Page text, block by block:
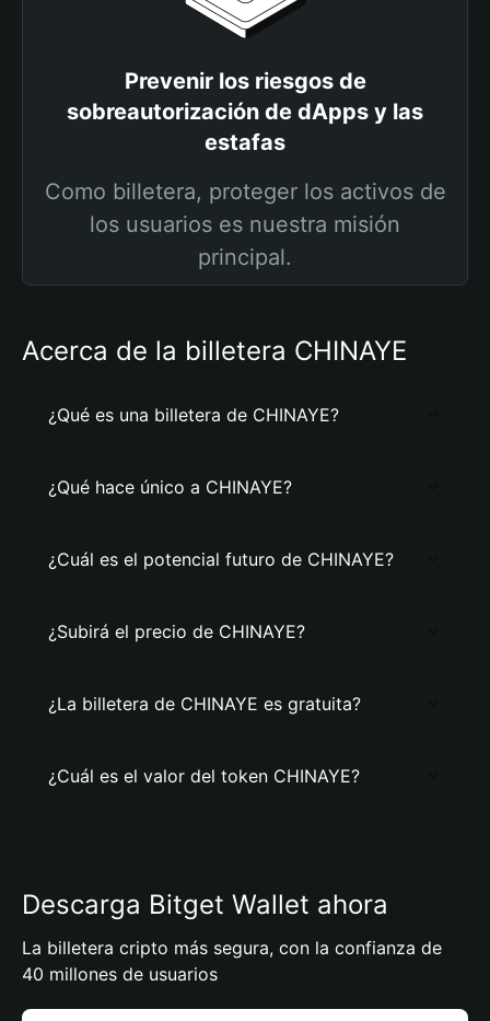
Prevenir los riesgos de
sobreautorización de dApps y las
estafas
Como billetera, proteger los activos de
los usuarios es nuestra misión
principal.
Acerca de la billetera CHINAYE
¿Qué es una billetera de CHINAYE?
¿Qué hace único a CHINAYE?
¿Cuál es el potencial futuro de CHINAYE?
¿Subirá el precio de CHINAYE?
¿La billetera de CHINAYE es gratuita?
¿Cuál es el valor del token CHINAYE?
Descarga Bitget Wallet ahora
La billetera cripto más segura, con la confianza de
40 millones de usuarios